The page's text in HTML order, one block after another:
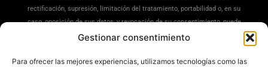
Gestionar consentimiento
Para ofrecer las mejores experiencias, utilizamos tecnologías como las
rectificación, supresión, limitación del tratamiento, portabilidad o, en su
caso, oposición de sus datos, y revocación de su consentimiento, puede
ejercitar sus derechos en la siguiente dirección:
puede interponer una reclamación ante la Agencia Española de